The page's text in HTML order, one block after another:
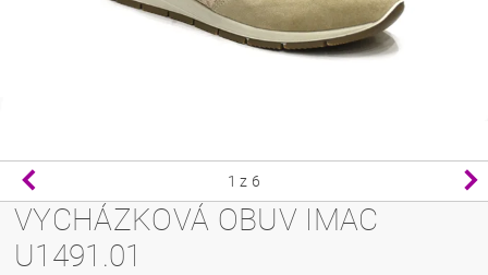
1 z 6
VYCHÁZKOVÁ OBUV IMAC
U1491.01